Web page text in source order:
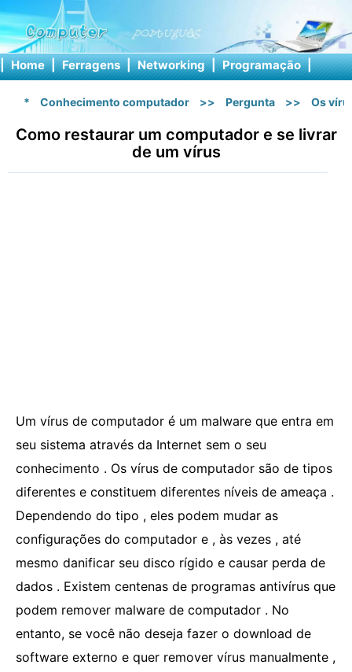
| Home | Ferragens | Networking | Programação |
* Conhecimento computador >> Pergunta >> Os
Como restaurar um computador e se livrar
de um vírus
Um vírus de computador é um malware que entra em
seu sistema através da Internet sem o seu
conhecimento . Os vírus de computador são de tipos
diferentes e constituem diferentes níveis de ameaça .
Dependendo do tipo , eles podem mudar as
configurações do computador e , às vezes , até
mesmo danificar seu disco rígido e causar perda de
dados . Existem centenas de programas antivírus que
podem remover malware de computador . No
entanto, se você não deseja fazer o download de
software externo e quer remover vírus manualmente ,